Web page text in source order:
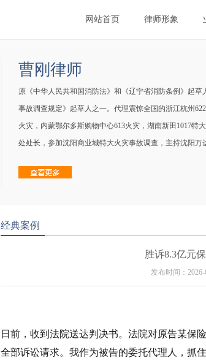
网站首页 律师形象
曹刚律师
原《中华人民共和国消防法》和《辽宁省消防条例》起
事故调查规定》起草人之一。代理震惊全国的浙江杭州
火灾，内蒙鄂尔多斯购物中心613火灾，湖南新田1017特
处处长，参加沈阳商业城特大火灾事故调查，主持沈阳
经典案例
胜诉8.3亿元
发布时间：2026-
日前，收到法院送达判决书。法院对原告某保
全部诉讼请求。我作为被告的委托代理人，抓